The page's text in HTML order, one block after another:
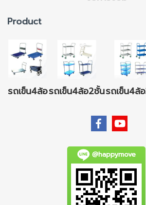
Product
รถเข็น4ล้อรถเข็น4ล้อ2ชั้นรถเข็น4ล้
@happymove